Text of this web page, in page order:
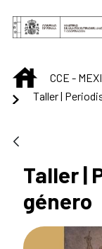
Saut au contenu
INICIO
CCE -
Taller |
género